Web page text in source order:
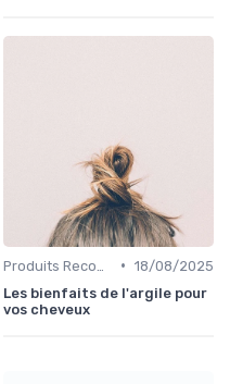
• 18/08/2025
Les bienfaits de l'argile pour
vos cheveux